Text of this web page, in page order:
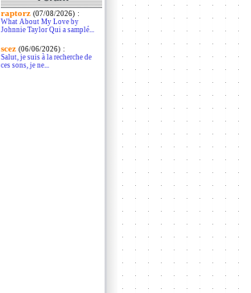
raptorz (07/08/2026):
What About My Love by
Johnnie Taylor Qui a samplé...
scez (06/06/2026):
Salut, je suis à la recherche de
ces sons, je ne...